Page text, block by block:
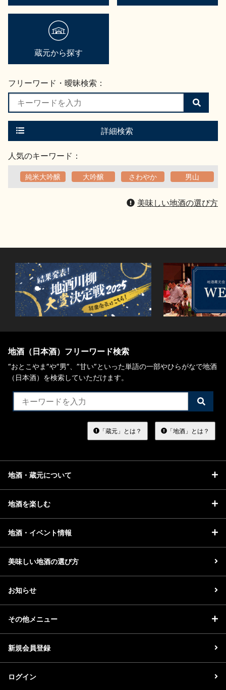
蔵元から探す
フリーワード・曖昧検索：
検
索
す
詳細検索
人気のキーワード：
純米大吟醸 大吟醸 さわやか 男山
美味しい地酒の選び方
地酒（日本酒）フリーワード検索
“おとこやま”や“男”、”甘い”といった単語の一部やひらがなで地酒
（日本酒）を検索していただけます。
検
索
る
「蔵元」とは？ 「地酒」とは？
地酒・蔵元について
地酒を楽しむ
地酒・イベント情報
美味しい地酒の選び方
お知らせ
その他メニュー
新規会員登録
ログイン